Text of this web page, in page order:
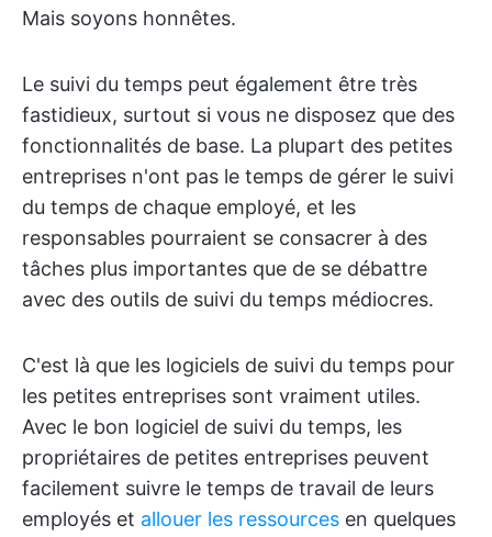
Mais soyons honnêtes.
Le suivi du temps peut également être très
fastidieux, surtout si vous ne disposez que des
fonctionnalités de base. La plupart des petites
entreprises n'ont pas le temps de gérer le suivi
du temps de chaque employé, et les
responsables pourraient se consacrer à des
tâches plus importantes que de se débattre
avec des outils de suivi du temps médiocres.
C'est là que les logiciels de suivi du temps pour
les petites entreprises sont vraiment utiles.
Avec le bon logiciel de suivi du temps, les
propriétaires de petites entreprises peuvent
facilement suivre le temps de travail de leurs
employés et allouer les ressources en quelques